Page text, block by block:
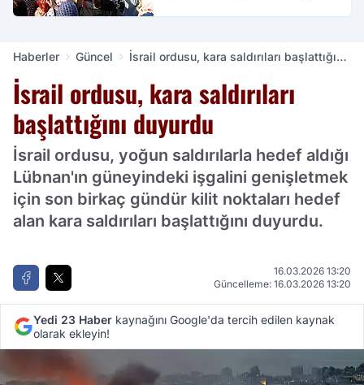
Haberler Güncel
İsrail ordusu, kara saldırıları başlattığını
İsrail ordusu, kara saldırıları
başlattığını duyurdu
İsrail ordusu, yoğun saldırılarla hedef aldığı
Lübnan'ın güneyindeki işgalini genişletmek
için son birkaç gündür kilit noktaları hedef
alan kara saldırıları başlattığını duyurdu.
16.03.2026 13:20
Güncelleme: 16.03.2026 13:20
Yedi 23 Haber kaynağını Google'da tercih edilen kaynak
olarak ekleyin!